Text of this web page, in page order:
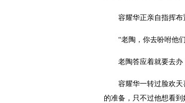
容耀华正亲自指挥布
“老陶，你去吩咐他们
老陶答应着就要去办，
容耀华一转过脸欢天喜
的准备，只不过他想看到